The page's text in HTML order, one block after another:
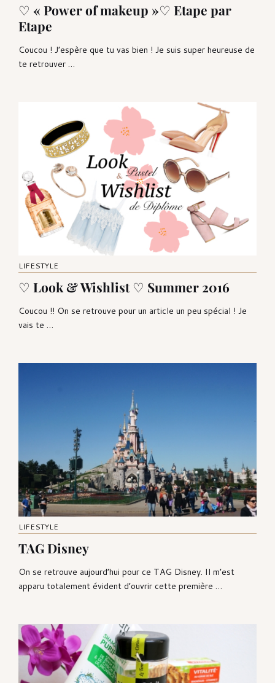
♡ « Power of makeup »♡ Etape par
Etape
Coucou ! J’espère que tu vas bien ! Je suis super heureuse de
te retrouver …
LIFESTYLE
♡ Look & Wishlist ♡ Summer 2016
Coucou !! On se retrouve pour un article un peu spécial ! Je
vais te …
LIFESTYLE
TAG Disney
On se retrouve aujourd’hui pour ce TAG Disney. Il m’est
apparu totalement évident d’ouvrir cette première …